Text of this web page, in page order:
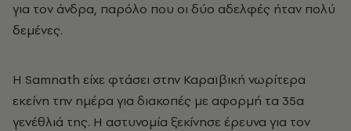
για τον άνδρα, παρόλο που οι δύο αδελφές ήταν πολύ
δεμένες.
Η Samnath είχε φτάσει στην Καραϊβική νωρίτερα
εκείνη την ημέρα για διακοπές με αφορμή τα 35α
γενέθλιά της. Η αστυνομία ξεκίνησε έρευνα για τον